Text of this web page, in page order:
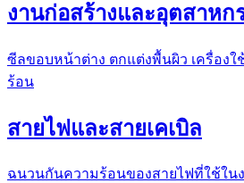
งานก่อสร้างและอุตสาหก
ซีลขอบหน้าต่าง ตกแต่งพื้นผิว เครื่องใ
ร้อน
สายไฟและสายเคเบิล
ฉนวนกันความร้อนของสายไฟที่ใช้ใน